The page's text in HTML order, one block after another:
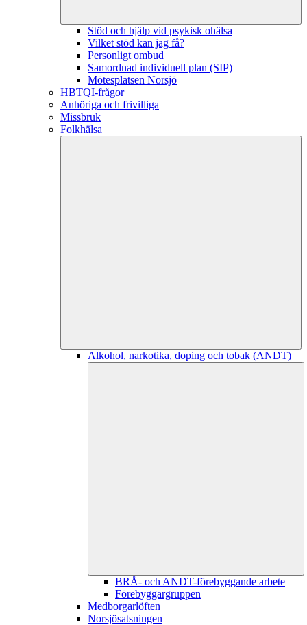
Stöd och hjälp vid psykisk ohälsa
Vilket stöd kan jag få?
Personligt ombud
Samordnad individuell plan (SIP)
Mötesplatsen Norsjö
HBTQI-frågor
Anhöriga och frivilliga
Missbruk
Folkhälsa
Alkohol, narkotika, doping och tobak (ANDT)
BRÅ- och ANDT-förebyggande arbete
Förebyggargruppen
Medborgarlöften
Norsjösatsningen